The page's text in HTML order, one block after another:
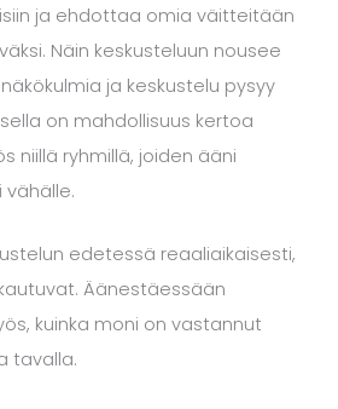
ja ehdottaa omia väitteitään
Näin keskusteluun nousee
ja keskustelu pysyy
on mahdollisuus kertoa
niillä ryhmillä, joiden ääni
edetessä reaaliaikaisesti,
Äänestäessään
kuinka moni on vastannut
tavalla.